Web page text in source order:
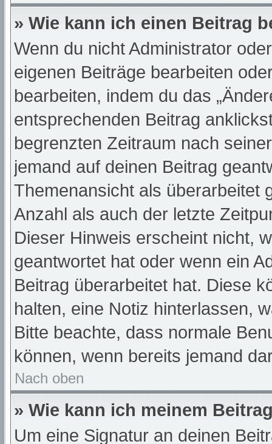
» Wie kann ich einen Beitrag
Wenn du nicht Administrator
eigenen Beiträge bearbeiten
bearbeiten, indem du das
entsprechenden Beitrag
begrenzten Zeitraum nach
jemand auf deinen Beitrag
Themenansicht als überarbeitet
Anzahl als auch der letzte
Dieser Hinweis erscheint nicht,
geantwortet hat oder wenn ein
Beitrag überarbeitet hat. Diese
halten, eine Notiz hinterlassen,
Bitte beachte, dass normale
können, wenn bereits jemand
Nach oben
» Wie kann ich meinem
Um eine Signatur an deinen